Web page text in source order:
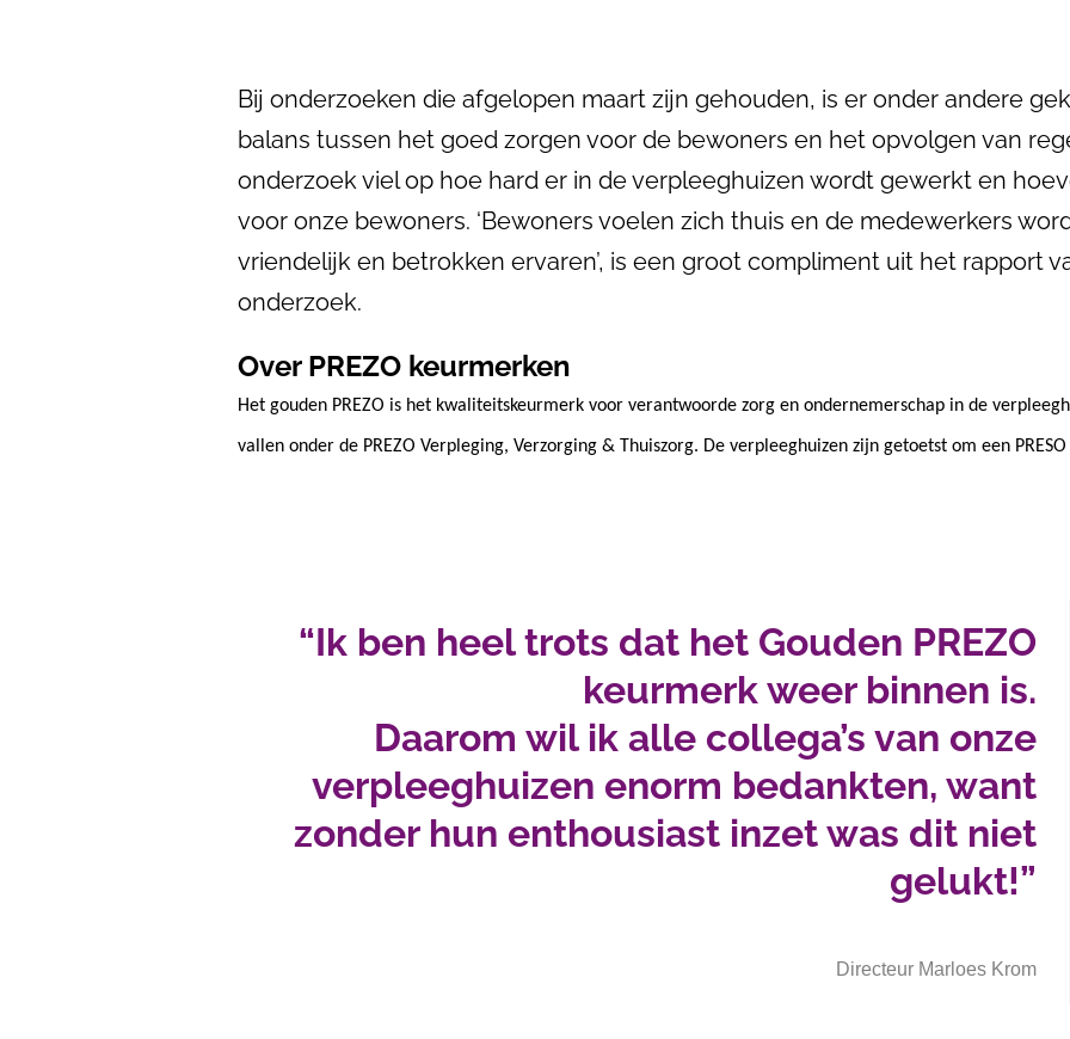
Bij onderzoeken die afgelopen maart zijn gehouden, is er onder andere
balans tussen het goed zorgen voor de bewoners en het opvolgen van
onderzoek viel op hoe hard er in de verpleeghuizen wordt gewerkt en
voor onze bewoners. ‘Bewoners voelen zich thuis en de medewerkers
vriendelijk en betrokken ervaren’, is een groot compliment uit het rapport
onderzoek.
Over PREZO keurmerken
Het gouden PREZO is het kwaliteitskeurmerk voor verantwoorde zorg en ondernemerschap in de
vallen onder de PREZO Verpleging, Verzorging & Thuiszorg. De verpleeghuizen zijn getoetst om een
“Ik ben heel trots dat het Gouden PREZO
keurmerk weer binnen is.
Daarom wil ik alle collega’s van onze
verpleeghuizen enorm bedankten, want
zonder hun enthousiast inzet was dit niet
gelukt!”
Directeur Marloes Krom